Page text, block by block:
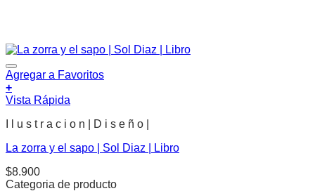
Agregar a Favoritos
+
Vista Rápida
I l u s t r a c i o n | D i s e ñ o |
La zorra y el sapo | Sol Diaz | Libro
$8.900
Categoria de producto